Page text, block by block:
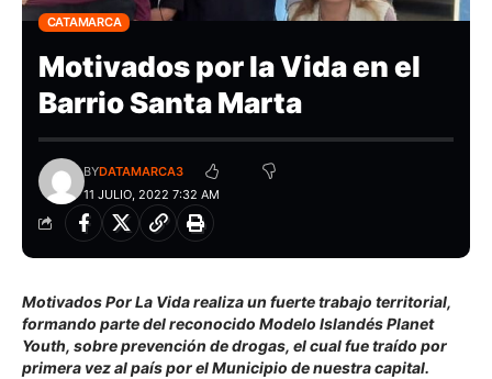
CATAMARCA
Motivados por la Vida en el
Barrio Santa Marta
11 JULIO, 2022 7:32 AM
BYDATAMARCA3
Motivados Por La Vida realiza un fuerte trabajo territorial,
formando parte del reconocido Modelo Islandés Planet
Youth, sobre prevención de drogas, el cual fue traído por
primera vez al país por el Municipio de nuestra capital.